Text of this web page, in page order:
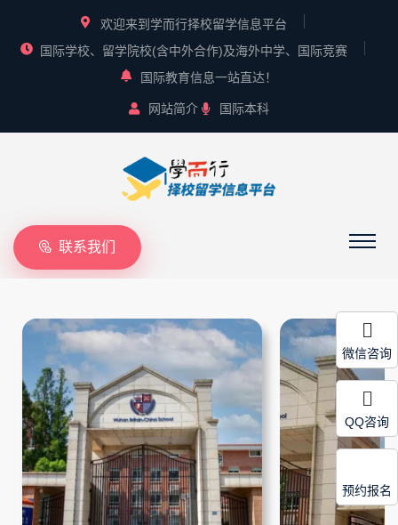
欢迎来到学而行择校留学信息平台
国际学校、留学院校(含中外合作)及海外中学、国际竞赛
国际教育信息一站直达！
网站简介 国际本科
联系我们
微信咨询
QQ咨询
预约报名